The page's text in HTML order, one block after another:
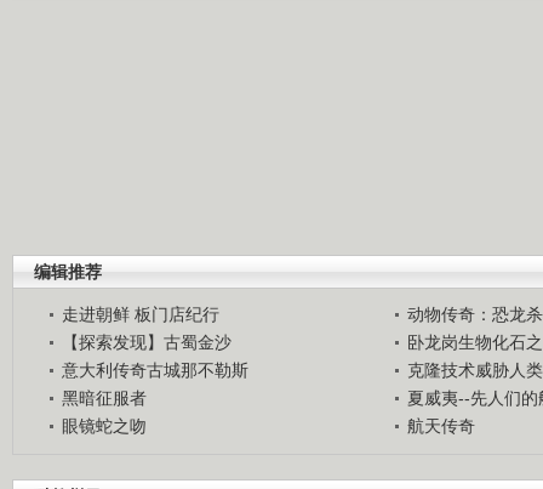
编辑推荐
走进朝鲜 板门店纪行
动物传奇：恐龙
【探索发现】古蜀金沙
卧龙岗生物化石
意大利传奇古城那不勒斯
克隆技术威胁人
黑暗征服者
夏威夷--先人们的
眼镜蛇之吻
航天传奇